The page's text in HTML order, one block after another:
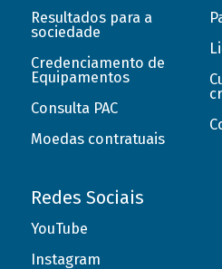
Resultados para a
sociedade
Credenciamento de
Equipamentos
Consulta PAC
Moedas contratuais
Redes Sociais
YouTube
Instagram